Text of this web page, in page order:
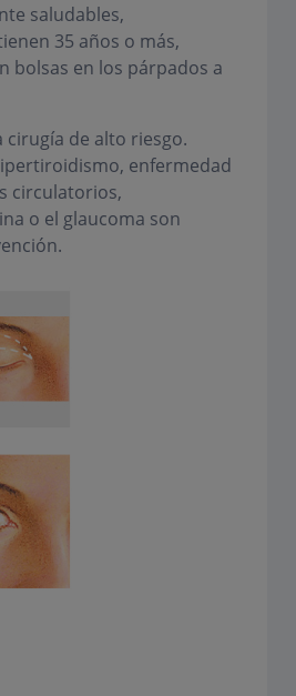
saludables,
35 años o más,
bolsas en los párpados a
de alto riesgo.
enfermedad
circulatorios,
o el glaucoma son